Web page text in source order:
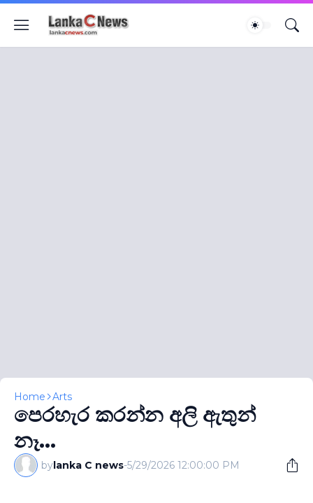
Home Arts
පෙරහැර කරන්න අලි ඇතුන්
නෑ...
bylanka C news-5/29/2026 12:00:00 PM